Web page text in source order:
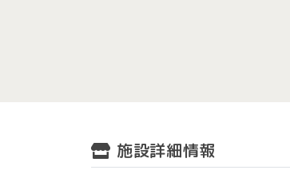
施設詳細情報